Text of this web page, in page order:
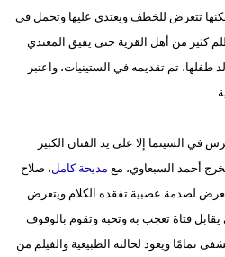
تتعرض للخطف ويعتدي عليها وتحمل في
كثير من أهل القرية حتى يفيق المعتدي
طفلها، تم تقديمه في الستينيات، واعتبر
أحمد السبعاوي، مع مديحة كامل، صلاح
لصدمة عصبية تفقده الكلام ويتعرض
فتاة تعجب به وتحبه وتقوم بالوقوف
تمامًا ويعود لحالته الطبيعية والفيلم من